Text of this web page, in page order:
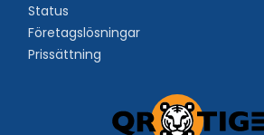
Status
Företagslösningar
Prissättning